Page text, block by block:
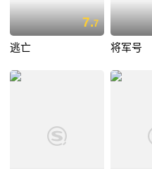
7.7
逃亡 将军号